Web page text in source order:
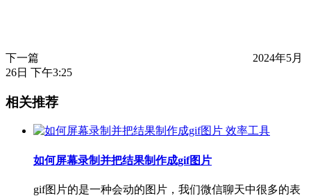
下一篇
2024年5月
26日 下午3:25
相关推荐
效率工具
如何屏幕录制并把结果制作成gif图片
gif图片的是一种会动的图片，我们微信聊天中很多的表